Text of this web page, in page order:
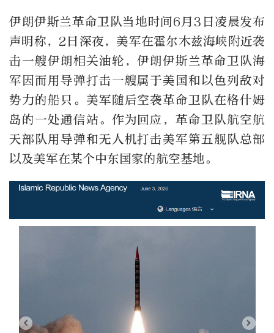
伊朗伊斯兰革命卫队当地时间6月3日凌晨发布
声明称，2日深夜，美军在霍尔木兹海峡附近袭
击一艘伊朗相关油轮，伊朗伊斯兰革命卫队海
军因而用导弹打击一艘属于美国和以色列敌对
势力的船只。美军随后空袭革命卫队在格什姆
岛的一处通信站。作为回应，革命卫队航空航
天部队用导弹和无人机打击美军第五舰队总部
以及美军在某个中东国家的航空基地。